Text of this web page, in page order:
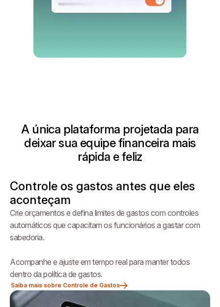
A única plataforma projetada para
deixar sua equipe financeira mais
rápida e feliz
Controle os gastos antes que eles
aconteçam
Crie orçamentos e defina limites de gastos com controles
automáticos que capacitam os funcionários a gastar com
sabedoria.
Acompanhe e ajuste em tempo real para manter todos
dentro da política de gastos.
Saiba mais sobre Controle de Gastos